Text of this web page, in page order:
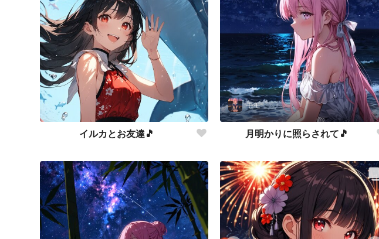
イルカとお友達🎵
モモ
月明かりに照らされて🎵